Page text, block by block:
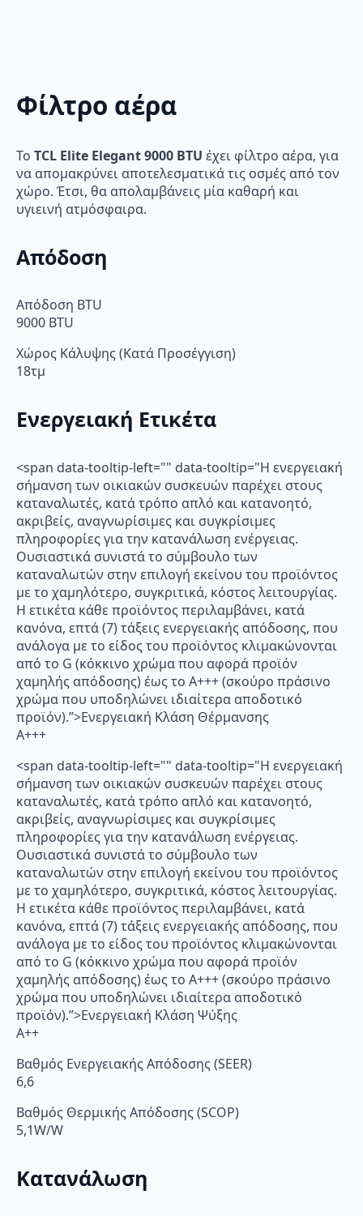
Φίλτρο αέρα
Το TCL Elite Elegant 9000 BTU έχει φίλτρο αέρα, για
να απομακρύνει αποτελεσματικά τις οσμές από τον
χώρο. Έτσι, θα απολαμβάνεις μία καθαρή και
υγιεινή ατμόσφαιρα.
Απόδοση
Απόδοση BTU
9000 BTU
Χώρος Κάλυψης (Κατά Προσέγγιση)
18τμ
Ενεργειακή Ετικέτα
<span data-tooltip-left="" data-tooltip="Η ενεργειακή
σήμανση των οικιακών συσκευών παρέχει στους
καταναλωτές, κατά τρόπο απλό και κατανοητό,
ακριβείς, αναγνωρίσιμες και συγκρίσιμες
πληροφορίες για την κατανάλωση ενέργειας.
Ουσιαστικά συνιστά το σύμβουλο των
καταναλωτών στην επιλογή εκείνου του προϊόντος
με το χαμηλότερο, συγκριτικά, κόστος λειτουργίας.
Η ετικέτα κάθε προϊόντος περιλαμβάνει, κατά
κανόνα, επτά (7) τάξεις ενεργειακής απόδοσης, που
ανάλογα με το είδος του προϊόντος κλιμακώνονται
από το G (κόκκινο χρώμα που αφορά προϊόν
χαμηλής απόδοσης) έως το Α+++ (σκούρο πράσινο
χρώμα που υποδηλώνει ιδιαίτερα αποδοτικό
προϊόν).”>Ενεργειακή Κλάση Θέρμανσης
A+++
<span data-tooltip-left="" data-tooltip="Η ενεργειακή
σήμανση των οικιακών συσκευών παρέχει στους
καταναλωτές, κατά τρόπο απλό και κατανοητό,
ακριβείς, αναγνωρίσιμες και συγκρίσιμες
πληροφορίες για την κατανάλωση ενέργειας.
Ουσιαστικά συνιστά το σύμβουλο των
καταναλωτών στην επιλογή εκείνου του προϊόντος
με το χαμηλότερο, συγκριτικά, κόστος λειτουργίας.
Η ετικέτα κάθε προϊόντος περιλαμβάνει, κατά
κανόνα, επτά (7) τάξεις ενεργειακής απόδοσης, που
ανάλογα με το είδος του προϊόντος κλιμακώνονται
από το G (κόκκινο χρώμα που αφορά προϊόν
χαμηλής απόδοσης) έως το Α+++ (σκούρο πράσινο
χρώμα που υποδηλώνει ιδιαίτερα αποδοτικό
προϊόν).”>Ενεργειακή Κλάση Ψύξης
A++
Βαθμός Ενεργειακής Απόδοσης (SEER)
6,6
Βαθμός Θερμικής Απόδοσης (SCOP)
5,1W/W
Κατανάλωση